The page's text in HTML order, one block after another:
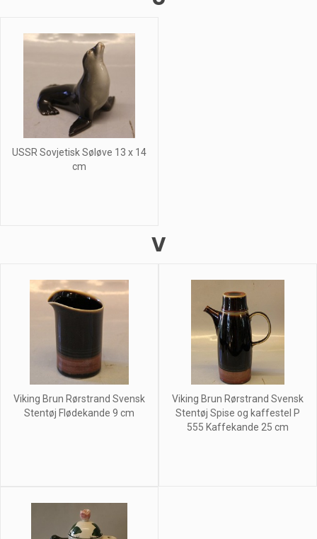
USSR Sovjetisk Søløve 13 x 14
cm
V
Viking Brun Rørstrand Svensk
Stentøj Flødekande 9 cm
Viking Brun Rørstrand Svensk
Stentøj Spise og kaffestel P
555 Kaffekande 25 cm